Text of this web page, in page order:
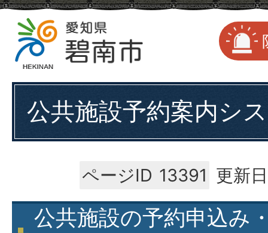
公共施設予約案内シ
ページID 13391 更新
公共施設の予約申込み